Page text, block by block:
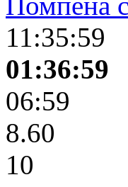
11:35:59
01:36:59
06:59
8.60
10